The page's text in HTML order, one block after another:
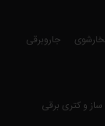
جاروبرقی
و کتری برقی